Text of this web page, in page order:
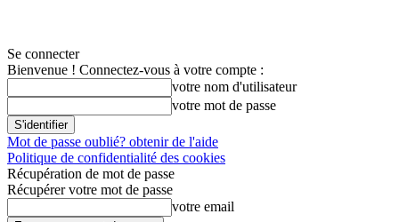
Se connecter
Bienvenue ! Connectez-vous à votre compte :
votre nom d'utilisateur
votre mot de passe
Mot de passe oublié? obtenir de l'aide
Politique de confidentialité des cookies
Récupération de mot de passe
Récupérer votre mot de passe
votre email